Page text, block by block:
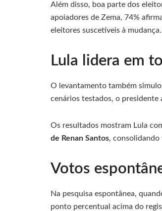
Além disso, boa parte dos
apoiadores de Zema, 74%
eleitores suscetíveis à mudança.
Lula lidera em
O levantamento também
cenários testados, o presidente
Os resultados mostram Lula
de Renan Santos, consolidando
Votos
Na pesquisa espontânea,
ponto percentual acima do